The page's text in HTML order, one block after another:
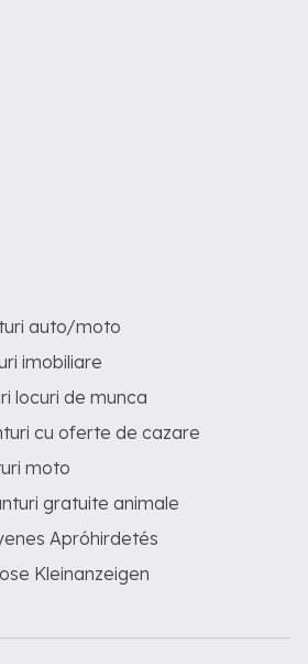
auto/moto
imobiliare
locuri de munca
cu oferte de cazare
moto
gratuite animale
Apróhirdetés
Kleinanzeigen